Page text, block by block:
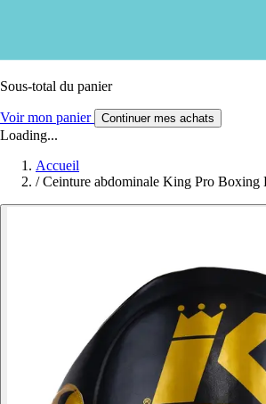
Sous-total du panier
Voir mon panier Continuer mes achats
Loading...
Accueil
/ Ceinture abdominale King Pro Boxing